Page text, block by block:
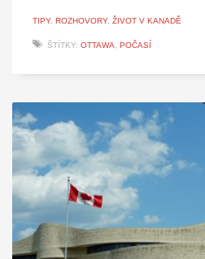
TIPY, ROZHOVORY, ŽIVOT V KANADĚ
ŠTÍTKY: OTTAWA, POČASÍ